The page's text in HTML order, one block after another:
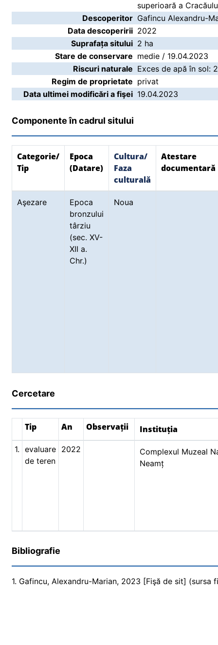
superioară a
Descoperitor Gafincu Alexandru-
Data descoperirii 2022
Suprafața sitului 2 ha
Stare de conservare medie / 19.04.2023
Riscuri naturale Exces de apă în sol:
Regim de proprietate privat
Data ultimei modificări a fişei 19.04.2023
Componente în cadrul sitului
Categorie/
Tip
Epoca
(Datare)
Cultura/
Faza
culturală
Atestare
documentară
Aşezare
Epoca
bronzului
târziu
(sec. XV-
XII a.
Chr.)
Noua
Cercetare
Tip An Observații Instituția
1. evaluare
de teren
2022
Complexul Muzeal
Neamț
Bibliografie
1. Gafincu, Alexandru-Marian, 2023 [Fişă de sit] (sursa